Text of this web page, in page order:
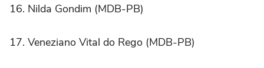
16. Nilda Gondim (MDB-PB)
17. Veneziano Vital do Rego (MDB-PB)